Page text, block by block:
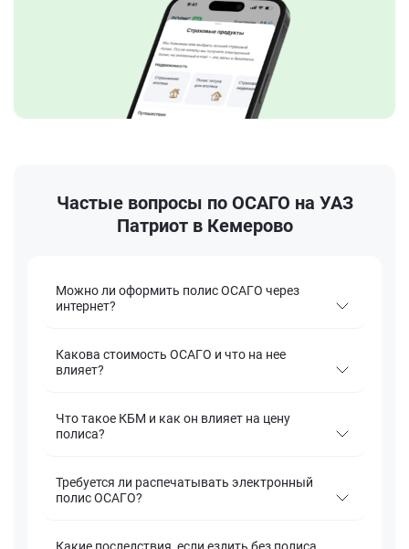
Частые вопросы по ОСАГО на УАЗ
Патриот в Кемерово
Можно ли оформить полис ОСАГО через
интернет?
Какова стоимость ОСАГО и что на нее
влияет?
Что такое КБМ и как он влияет на цену
полиса?
Требуется ли распечатывать электронный
полис ОСАГО?